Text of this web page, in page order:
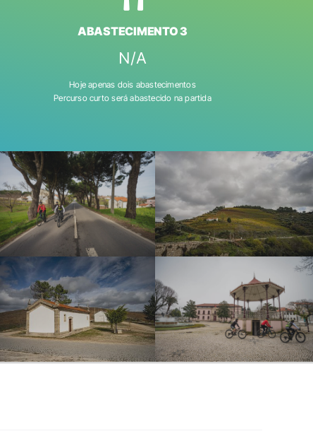
ABASTECIMENTO 3
N/A
Hoje apenas dois abastecimentos
Percurso curto será abastecido na partida
SECT24-D1-063 DSC_5220
DSC_5240 SECT24-D1-052